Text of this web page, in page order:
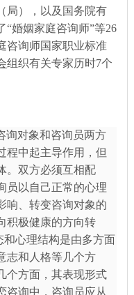
局），以及国务院有
“婚姻家庭咨询师”等26
咨询师国家职业标准
组织有关专家历时7个
询对象和咨询员两方
程中起主导作用，但
。双方必须互相配
员以自己正常的心理
响、转变咨询对象的
积极健康的方向转
和心理结构是由多方面
志和人格等几个方
个方面，其表现形式
咨询中，咨询员应从